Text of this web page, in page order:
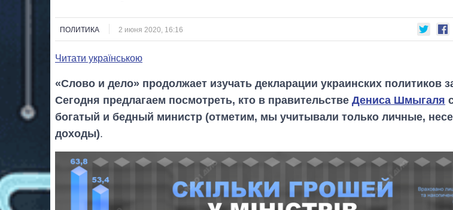
ПОЛИТИКА 2 июня 2020, 16:16
Читати українською
«Слово и дело» продолжает изучать декларации украинских политиков
Сегодня предлагаем посмотреть, кто в правительстве Дениса Шмыгаля
богатый и бедный министр (отметим, мы учитывали только личные,
доходы).